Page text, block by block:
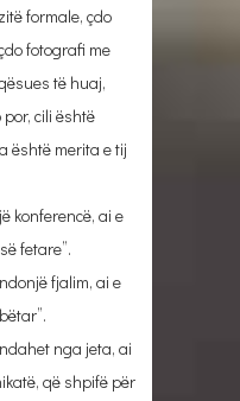
formale, çdo
fotografi me
të huaj,
cili është
është merita e tij
konferencë, ai e
fetare”.
fjalim, ai e
nga jeta, ai
që shpifë për